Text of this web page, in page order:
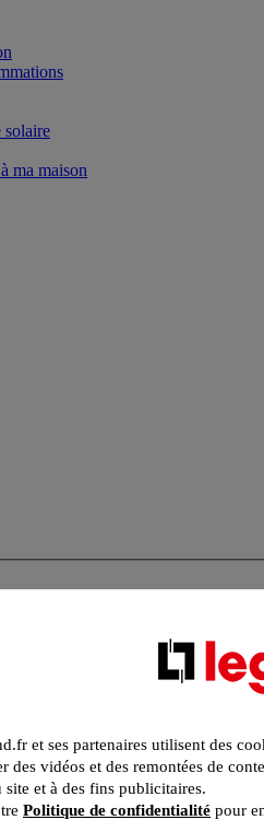
solaire
ma maison
et ses partenaires utilisent des
des vidéos et des remontées de
site et à des fins publicitaires.
Politique de confidentialité pour